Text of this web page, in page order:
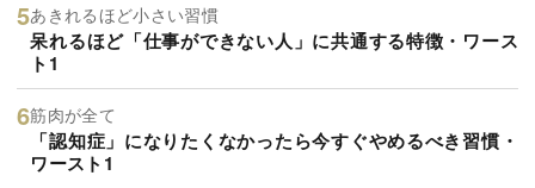
あきれるほど小さい習慣
呆れるほど「仕事ができない人」に共通する特徴・ワース
ト1
筋肉が全て
「認知症」になりたくなかったら今すぐやめるべき習慣・
ワースト1